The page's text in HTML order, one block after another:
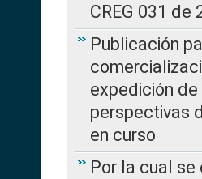
CREG 031 de
Publicación
expedición de
perspectivas
en curso
Por la cual